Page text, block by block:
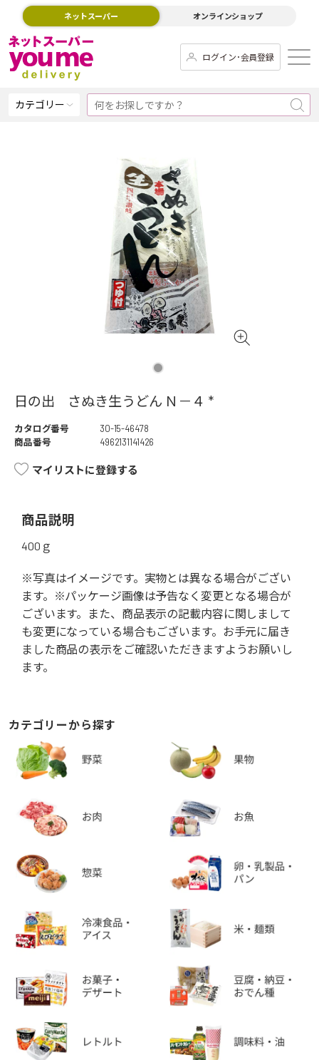
ネットスーパー オンラインショップ
ログイン･会員登録
カテゴリー
日の出 さぬき生うどん Ｎ－４ *
カタログ番号
30-15-46478
商品番号
4962131141426
マイリストに登録する
商品説明
400ｇ
※写真はイメージです。実物とは異なる場合がござい
ます。※パッケージ画像は予告なく変更となる場合が
ございます。また、商品表示の記載内容に関しまして
も変更になっている場合もございます。お手元に届き
ました商品の表示をご確認いただきますようお願いし
ます。
カテゴリーから探す